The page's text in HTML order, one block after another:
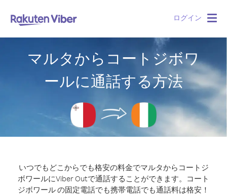
ログイン
マルタからコートジボワ
ールに通話する方法
いつでもどこからでも格安の料金でマルタからコートジ
ボワールにViber Outで通話することができます。
コート
ジボワール の固定電話でも携帯電話でも通話料は格安！